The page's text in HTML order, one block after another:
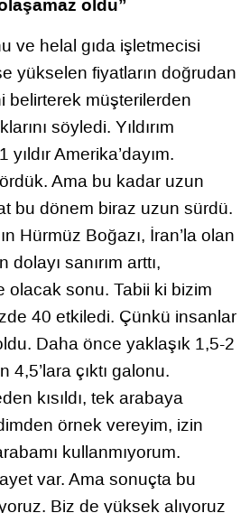
ve helal gıda işletmecisi
yükselen fiyatların doğrudan
belirterek müşterilerden
söyledi. Yıldırım
Amerika’dayım.
Ama bu kadar uzun
bu dönem biraz uzun sürdü.
Hürmüz Boğazı, İran’la olan
sanırım arttı,
olacak sonu. Tabii ki bizim
40 etkiledi. Çünkü insanlar
Daha önce yaklaşık 1,5-2
4,5’lara çıktı galonu.
kısıldı, tek arabaya
örnek vereyim, izin
kullanmıyorum.
var. Ama sonuçta bu
Biz de yüksek alıyoruz